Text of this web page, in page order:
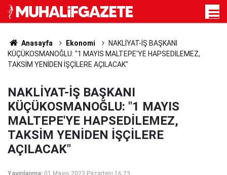
Anasayfa Ekonomi
NAKLİYAT-İŞ BAŞKANI
KÜÇÜKOSMANOĞLU: "1 MAYIS MALTEPE'YE HAPSEDİLEMEZ,
TAKSİM YENİDEN İŞÇİLERE AÇILACAK"
NAKLİYAT-İŞ BAŞKANI
KÜÇÜKOSMANOĞLU: "1 MAYIS
MALTEPE'YE HAPSEDİLEMEZ,
TAKSİM YENİDEN İŞÇİLERE
AÇILACAK"
Yayınlanma: 01 Mayıs 2023 Pazartesi 16:23